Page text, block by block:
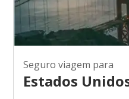
Seguro viagem para
Estados